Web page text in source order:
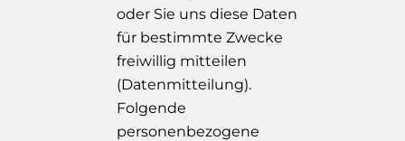
oder Sie uns diese Daten
für bestimmte Zwecke
freiwillig mitteilen
(Datenmitteilung).
Folgende
personenbezogene